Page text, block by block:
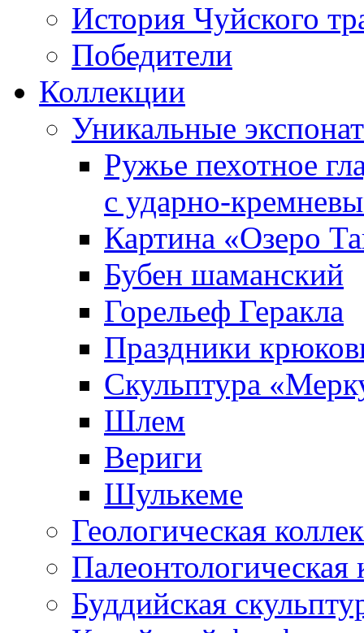
История Чуйского
Победители
Коллекции
Уникальные
Ружье пехотное
с
Картина «Озеро
Бубен шаманский
Горельеф Геракла
Праздники
Скульптура
Шлем
Вериги
Шулькеме
Геологическая
Палеонтологическая
Буддийская